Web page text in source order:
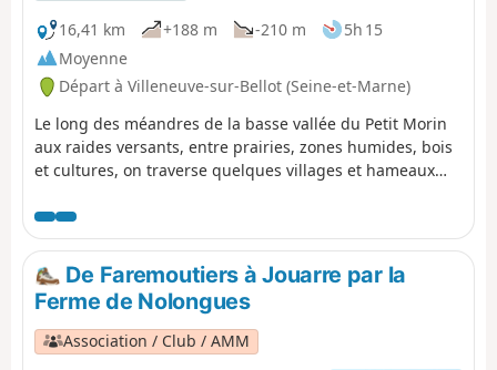
16,41 km
+188 m -210 m
5h 15
Moyenne
Départ à Villeneuve-sur-Bellot (Seine-et-Marne)
Le long des méandres de la basse vallée du Petit Morin
aux raides versants, entre prairies, zones humides, bois
et cultures, on traverse quelques villages et hameaux
incursions sur les hauteurs du plateau briard donnent
un aperçu de la richesse de ses vastes étendues
agricoles.
De Faremoutiers à Jouarre par la
Ferme de Nolongues
Association / Club / AMM